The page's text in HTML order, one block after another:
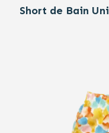
Short de Bain Uni